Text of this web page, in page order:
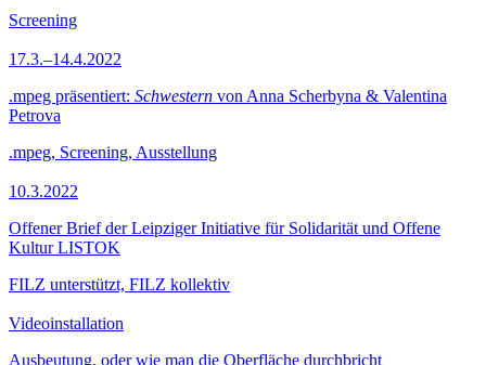
Screening
17.3.–14.4.2022
.mpeg präsentiert: Schwestern von Anna Scherbyna & Valentina
Petrova
.mpeg, Screening, Ausstellung
10.3.2022
Offener Brief der Leipziger Initiative für Solidarität und Offene
Kultur LISTOK
FILZ unterstützt, FILZ kollektiv
Videoinstallation
Ausbeutung, oder wie man die Oberfläche durchbricht